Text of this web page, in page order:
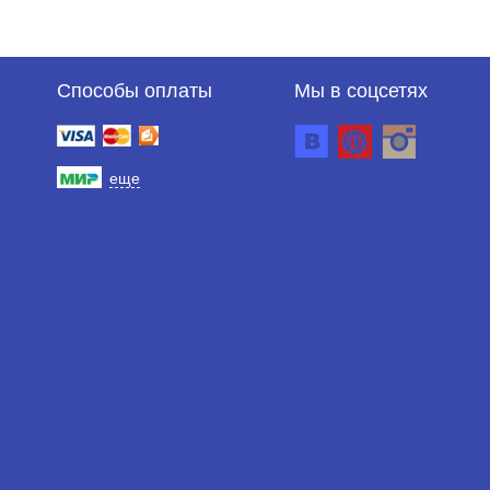
Способы оплаты
еще
Мы в соцсетях